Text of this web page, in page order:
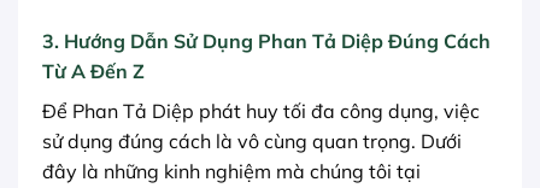
3. Hướng Dẫn Sử Dụng Phan Tả Diệp Đúng Cách
Từ A Đến Z
Để Phan Tả Diệp phát huy tối đa công dụng, việc
sử dụng đúng cách là vô cùng quan trọng. Dưới
đây là những kinh nghiệm mà chúng tôi tại